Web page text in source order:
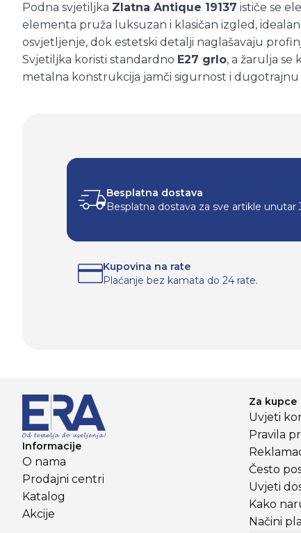
Podna svjetiljka Zlatna Antique 19137 ističe se
elementa pruža luksuzan i klasičan izgled,
osvjetljenje, dok estetski detalji naglašavaju
Svjetiljka koristi standardno E27 grlo, a žarulja
metalna konstrukcija jamči sigurnost i
Besplatna dostava
Besplatna dostava za sve artikle
Kupovina na rate
Plaćanje bez kamata do 24 rate.
Informacije
O nama
Prodajni centri
Katalog
Akcije
Za kupce
Uvjeti
Pravila
Često
Uvjeti
Kako
Načini